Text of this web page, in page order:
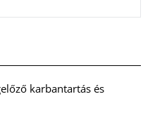
karbantartás és